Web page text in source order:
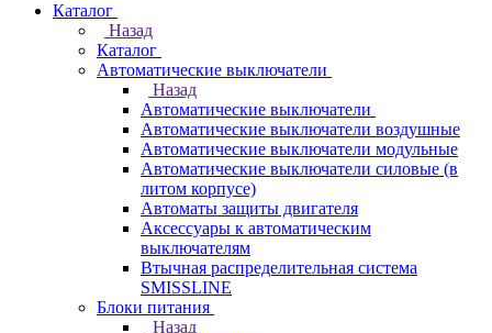
Каталог
Назад
Каталог
Автоматические выключатели
Назад
Автоматические выключатели
Автоматические выключатели воздушные
Автоматические выключатели модульные
Автоматические выключатели силовые (в
литом корпусе)
Автоматы защиты двигателя
Аксессуары к автоматическим
выключателям
Втычная распределительная система
SMISSLINE
Блоки питания
Назад